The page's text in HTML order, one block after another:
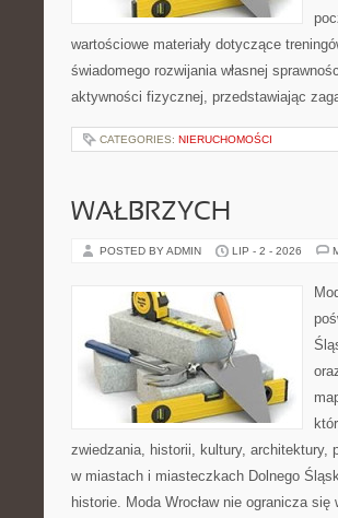
wartościowe materiały dotyczące
świadomego rozwijania własnej
aktywności fizycznej, przedstawiając
CATEGORIES: NIERUCHOMOŚCI
WAŁBRZYCH
POSTED BY ADMIN LIP - 2 - 2026
zwiedzania, historii, kultury, architektury,
w miastach i miasteczkach Dolnego
historie. Moda Wrocław nie ogranicza